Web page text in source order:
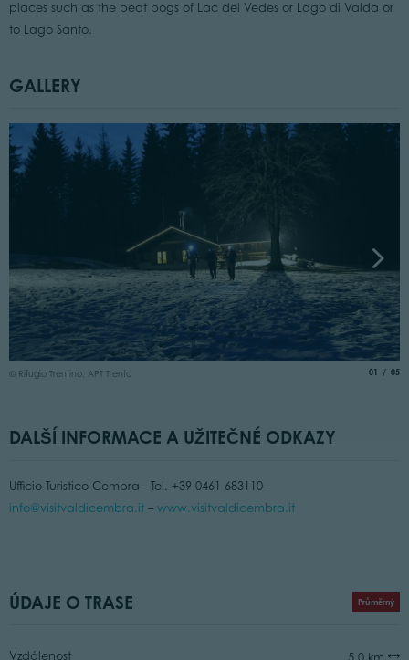
places such as the peat bogs of Lac del Vedes or Lago di Valda or
to Lago Santo.
GALLERY
© Rifugio Trentino, APT Trento 01 of
05
DALŠÍ INFORMACE A UŽITEČNÉ ODKAZY
Ufficio Turistico Cembra - Tel. +39 0461 683110 -
info@visitvaldicembra.it– www.visitvaldicembra.it
ÚDAJE O TRASE Průměrný
Vzdálenost